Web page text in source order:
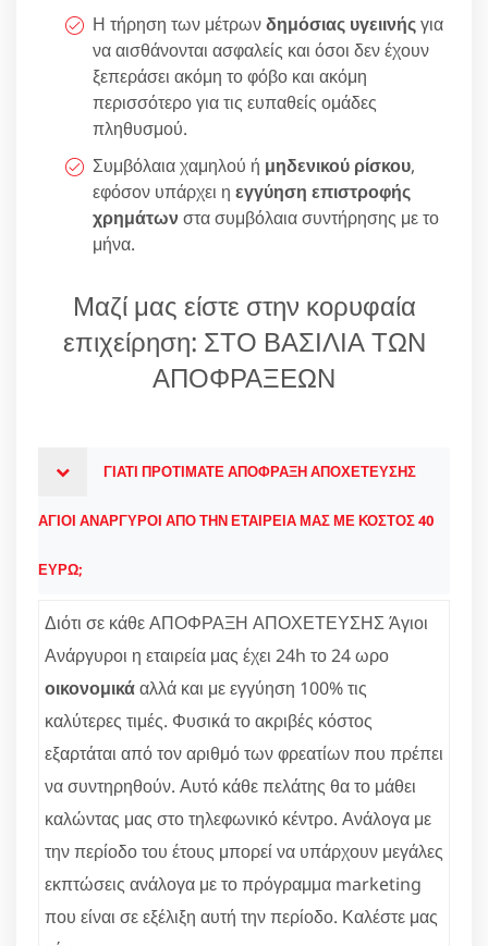
Η τήρηση των μέτρωνδημόσιας υγειινήςγια
να αισθάνονται ασφαλείς και όσοι δεν έχουν
ξεπεράσει ακόμη το φόβο και ακόμη
περισσότερο για τις ευπαθείς ομάδες
πληθυσμού.
Συμβόλαια χαμηλού ή μηδενικού ρίσκου,
εφόσον υπάρχει η εγγύηση επιστροφής
χρημάτωνστα συμβόλαια συντήρησης με το
μήνα.
Μαζί μας είστε στην κορυφαία
επιχείρηση: ΣΤΟ ΒΑΣΙΛΙΑ ΤΩΝ
ΑΠΟΦΡΑΞΕΩΝ
ΓΙΑΤΙ ΠΡΟΤΙΜΑΤΕ ΑΠΟΦΡΑΞΗ ΑΠΟΧΕΤΕΥΣΗΣ
ΑΓΙΟΙ ΑΝΑΡΓΥΡΟΙ ΑΠΟ ΤΗΝ ΕΤΑΙΡΕΙΑ ΜΑΣ ΜΕ ΚΟΣΤΟΣ 40
ΕΥΡΩ;
Διότι σε κάθε ΑΠΟΦΡΑΞΗ ΑΠΟΧΕΤΕΥΣΗΣ Άγιοι
Ανάργυροι η εταιρεία μας έχει 24h το 24 ωρο
οικονομικάαλλά και με εγγύηση 100% τις
καλύτερες τιμές. Φυσικά το ακριβές κόστος
εξαρτάται από τον αριθμό των φρεατίων που πρέπει
να συντηρηθούν. Αυτό κάθε πελάτης θα το μάθει
καλώντας μας στο τηλεφωνικό κέντρο. Ανάλογα με
την περίοδο του έτους μπορεί να υπάρχουν μεγάλες
εκπτώσεις ανάλογα με το πρόγραμμα marketing
που είναι σε εξέλιξη αυτή την περίοδο. Καλέστε μας